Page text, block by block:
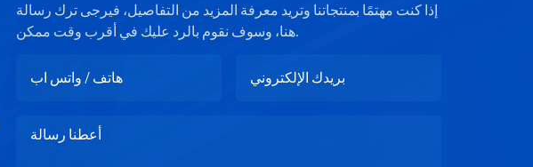
إذا كنت مهتمًا بمنتجاتنا وتريد معرفة المزيد من التفاصيل، فيرجى ترك رسالة
هنا، وسوف نقوم بالرد عليك في أقرب وقت ممكن.